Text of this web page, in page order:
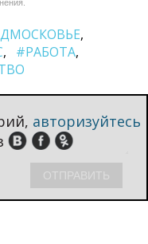
#РАБОТА
авторизуйтесь